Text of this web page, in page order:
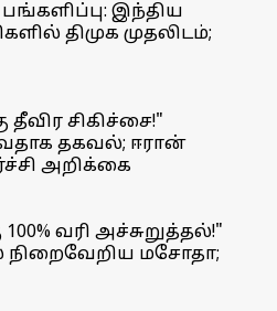
பங்களிப்பு: இந்திய
திமுக முதலிடம்;
தீவிர சிகிச்சை!"
தகவல்; ஈரான்
அறிக்கை
வரி அச்சுறுத்தல்!"
நிறைவேறிய மசோதா;